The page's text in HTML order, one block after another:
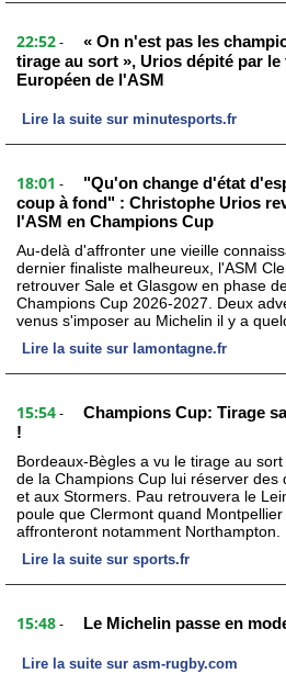
22:52 -
« On n'est pas les
tirage au sort », Urios dépité par
Européen de l'ASM
Lire la suite sur minutesports.fr
18:01 -
"Qu'on change d'état
coup à fond" : Christophe Urios
l'ASM en Champions Cup
Au-delà d'affronter une vieille
dernier finaliste malheureux, l'ASM
retrouver Sale et Glasgow en phase
Champions Cup 2026-2027. Deux
venus s'imposer au Michelin il y a
Lire la suite sur lamontagne.fr
15:54 -
Champions Cup: Tirage
!
Bordeaux-Bègles a vu le tirage au
de la Champions Cup lui réserver des
et aux Stormers. Pau retrouvera le
poule que Clermont quand
affronteront notamment Northampton.
Lire la suite sur sports.fr
15:48 - Le Michelin passe en
Lire la suite sur asm-rugby.com